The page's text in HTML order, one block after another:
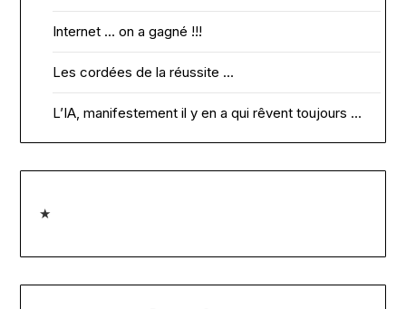
Internet … on a gagné !!!
Les cordées de la réussite …
L’IA, manifestement il y en a qui rêvent toujours …
★